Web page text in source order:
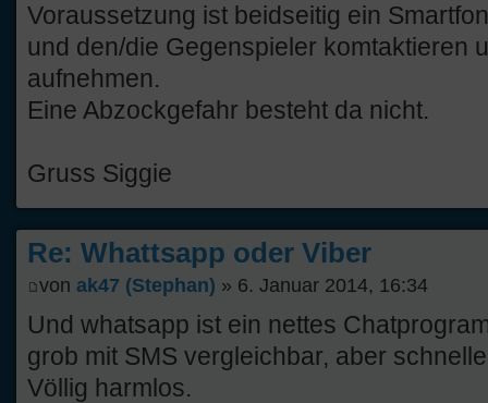
Voraussetzung ist beidseitig ein
und den/die Gegenspieler komtaktieren
aufnehmen.
Eine Abzockgefahr besteht da nicht.
Gruss Siggie
Re: Whattsapp oder Viber
von ak47 (Stephan) » 6. Januar 2014, 16:34
Und whatsapp ist ein nettes
grob mit SMS vergleichbar, aber
Völlig harmlos.